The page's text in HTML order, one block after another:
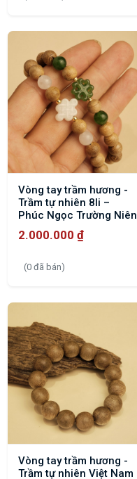
Vòng tay trầm hương -
Trầm tự nhiên 8li –
Phúc Ngọc Trường Niên
2.000.000₫
(0 đã bán)
Vòng tay trầm hương -
Trầm tự nhiên Việt Nam